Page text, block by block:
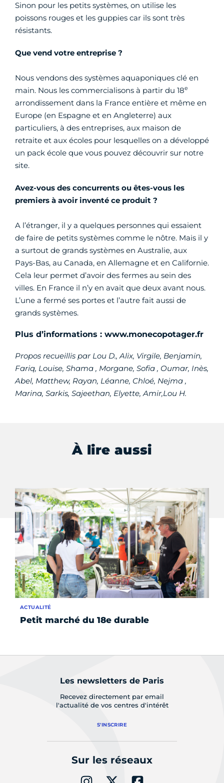
Sinon pour les petits systèmes, on utilise les
poissons rouges et les guppies car ils sont très
résistants.
Que vend votre entreprise ?
Nous vendons des systèmes aquaponiques clé en
main. Nous les commercialisons à partir du 18e
arrondissement dans la France entière et même en
Europe (en Espagne et en Angleterre) aux
particuliers, à des entreprises, aux maison de
retraite et aux écoles pour lesquelles on a développé
un pack école que vous pouvez découvrir sur notre
site.
Avez-vous des concurrents ou êtes-vous les
premiers à avoir inventé ce produit ?
A l’étranger, il y a quelques personnes qui essaient
de faire de petits systèmes comme le nôtre. Mais il y
a surtout de grands systèmes en Australie, aux
Pays-Bas, au Canada, en Allemagne et en Californie.
Cela leur permet d’avoir des fermes au sein des
villes. En France il n’y en avait que deux avant nous.
L’une a fermé ses portes et l’autre fait aussi de
grands systèmes.
Plus d’informations : www.monecopotager.fr
Propos recueillis par Lou D., Alix, Virgile, Benjamin,
Fariq, Louise, Shama , Morgane, Sofia , Oumar, Inès,
Abel, Matthew, Rayan, Léanne, Chloé, Nejma ,
Marina, Sarkis, Sajeethan, Elyette, Amir,Lou H.
À lire aussi
Petit marché du 18e durable
ACTUALITÉ
Les newsletters de Paris
Recevez directement par email
l'actualité de vos centres d'intérêt
S'INSCRIRE
Sur les réseaux